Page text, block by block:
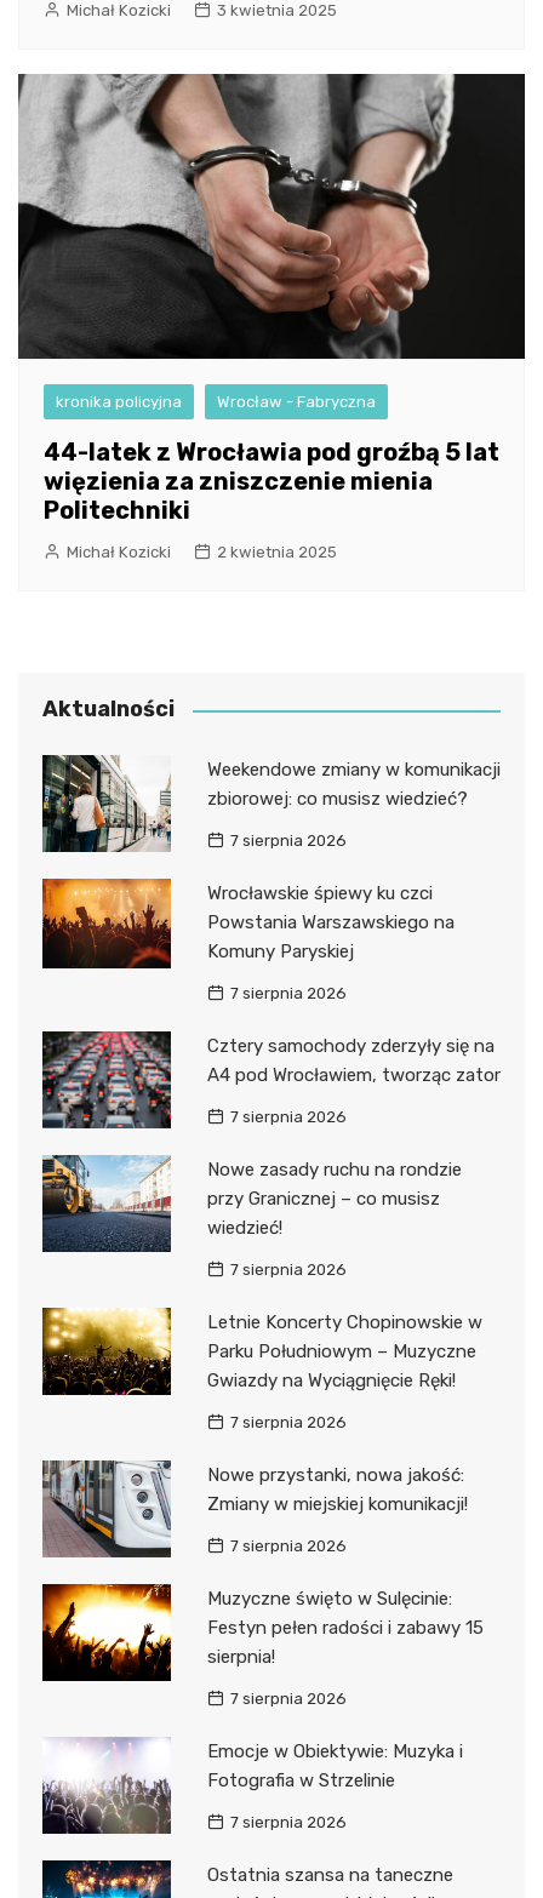
Michał Kozicki 3 kwietnia 2025
kronika policyjna Wrocław - Fabryczna
44-latek z Wrocławia pod groźbą 5 lat
więzienia za zniszczenie mienia
Politechniki
Michał Kozicki 2 kwietnia 2025
Aktualności
Weekendowe zmiany w komunikacji
zbiorowej: co musisz wiedzieć?
7 sierpnia 2026
Wrocławskie śpiewy ku czci
Powstania Warszawskiego na
Komuny Paryskiej
7 sierpnia 2026
Cztery samochody zderzyły się na
A4 pod Wrocławiem, tworząc zator
7 sierpnia 2026
Nowe zasady ruchu na rondzie
przy Granicznej – co musisz
wiedzieć!
7 sierpnia 2026
Letnie Koncerty Chopinowskie w
Parku Południowym – Muzyczne
Gwiazdy na Wyciągnięcie Ręki!
7 sierpnia 2026
Nowe przystanki, nowa jakość:
Zmiany w miejskiej komunikacji!
7 sierpnia 2026
Muzyczne święto w Sulęcinie:
Festyn pełen radości i zabawy 15
sierpnia!
7 sierpnia 2026
Emocje w Obiektywie: Muzyka i
Fotografia w Strzelinie
7 sierpnia 2026
Ostatnia szansa na taneczne